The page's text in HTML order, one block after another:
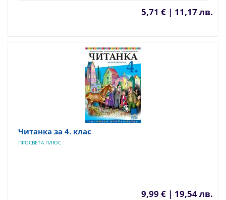
5,71 € | 11,17 лв.
Читанка за 4. клас
ПРОСВЕТА ПЛЮС
9,99 € | 19,54 лв.